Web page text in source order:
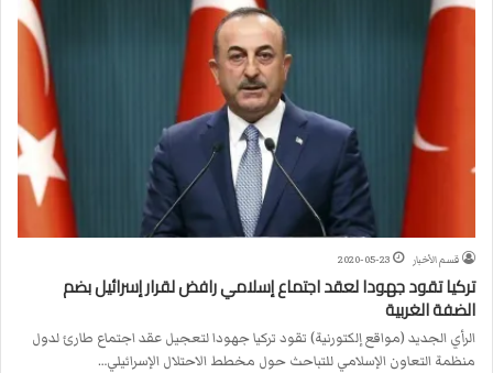
قسم الأخبار 2020-05-23
تركيا تقود جهودا لعقد اجتماع إسلامي رافض لقرار إسرائيل بضم
الضفة الغربية
الرأي الجديد (مواقع إلكتورنية) تقود تركيا جهودا لتعجيل عقد اجتماع طارئ لدول
منظمة التعاون الإسلامي للتباحث حول مخطط الاحتلال الإسرائيلي…